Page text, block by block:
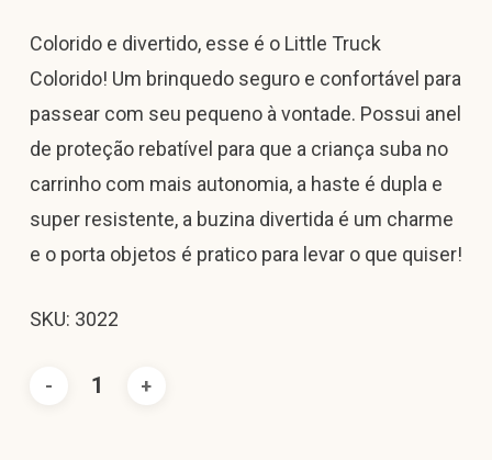
Colorido e divertido, esse é o Little Truck
Colorido! Um brinquedo seguro e confortável para
passear com seu pequeno à vontade. Possui anel
de proteção rebatível para que a criança suba no
carrinho com mais autonomia, a haste é dupla e
super resistente, a buzina divertida é um charme
e o porta objetos é pratico para levar o que quiser!
SKU: 3022